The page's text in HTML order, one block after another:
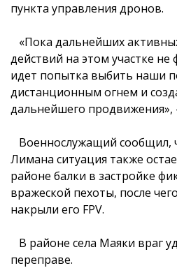
пункта управления дронов.
«Пока дальнейших
действий на этом участке не
идет попытка выбить наши
дистанционным огнем и
дальнейшего
Военнослужащий сообщил,
Лимана ситуация также
районе балки в застройке
вражеской пехоты, после
накрыли его FPV.
В районе села Маяки враг
переправе.